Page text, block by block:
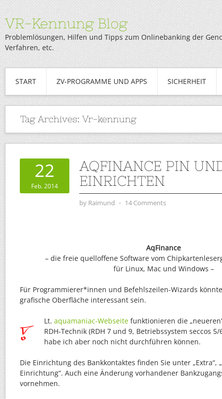
VR-Kennung Blog
Problemlösungen, Hilfen und Tipps zum Onlinebanking der
Verfahren, etc.
START ZV-PROGRAMME UND APPS SICHERHEIT
Tag Archives: Vr-kennung
22
Feb. 2014
AQFINANCE PIN
EINRICHTEN
by Raimund ⋅ 14 Comments
AqFinance
– die freie quelloffene Software vom
für Linux, Mac und Windows –
Für Programmierer*innen und Befehlszeilen-Wizards
grafische Oberfläche interessant sein.
Lt. aquamaniac-Webseite funktionieren die
RDH-Technik (RDH 7 und 9, Betriebssystem seccos
habe ich aber noch nicht durchführen können.
Die Einrichtung des Bankkontaktes finden Sie unter „Extra“,
Einrichtung“. Auch eine Änderung vorhandener
vornehmen.